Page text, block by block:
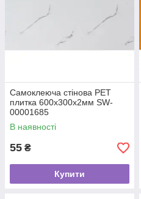
Самоклеюча стінова PET
плитка 600х300х2мм SW-
00001685
В наявності
55 ₴
Купити